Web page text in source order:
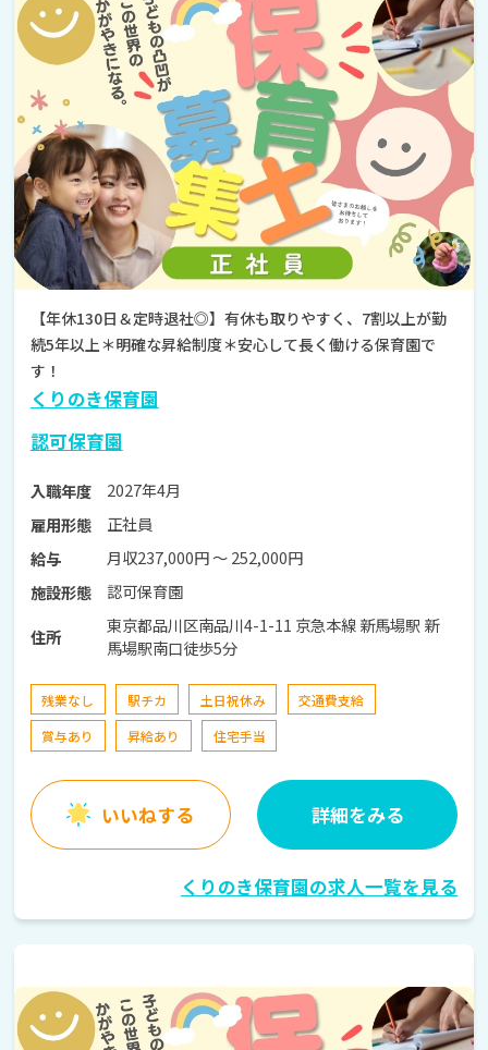
【年休130日＆定時退社◎】有休も取りやすく、7割以上が勤
続5年以上＊明確な昇給制度＊安心して長く働ける保育園で
す！
くりのき保育園
認可保育園
入職年度
2027年4月
雇用形態
正社員
給与
月収237,000円 〜 252,000円
施設形態
認可保育園
住所
東京都品川区南品川4-1-11 京急本線 新馬場駅 新
馬場駅南口徒歩5分
残業なし 駅チカ 土日祝休み
交通費支給
賞与あり
昇給あり 住宅手当
いいねする 詳細をみる
くりのき保育園の求人一覧を見る